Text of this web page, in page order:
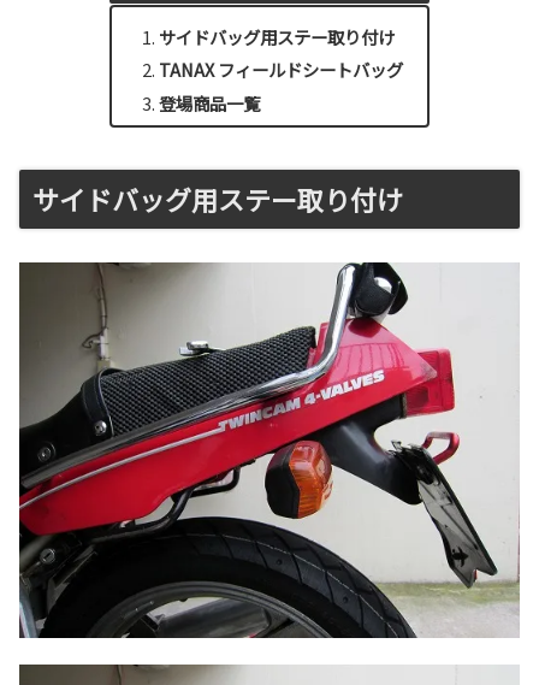
サイドバッグ用ステー取り付け
TANAX フィールドシートバッグ
登場商品一覧
サイドバッグ用ステー取り付け